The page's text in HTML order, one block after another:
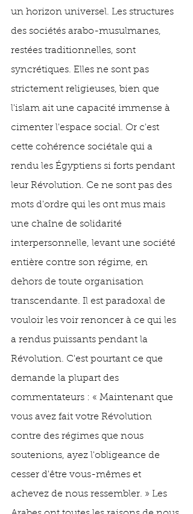
un horizon universel. Les structures
des sociétés arabo-musulmanes,
restées traditionnelles, sont
syncrétiques. Elles ne sont pas
strictement religieuses, bien que
l'islam ait une capacité immense à
cimenter l'espace social. Or c'est
cette cohérence sociétale qui a
rendu les Égyptiens si forts pendant
leur Révolution. Ce ne sont pas des
mots d'ordre qui les ont mus mais
une chaîne de solidarité
interpersonnelle, levant une société
entière contre son régime, en
dehors de toute organisation
transcendante. Il est paradoxal de
vouloir les voir renoncer à ce qui les
a rendus puissants pendant la
Révolution. C'est pourtant ce que
demande la plupart des
commentateurs : « Maintenant que
vous avez fait votre Révolution
contre des régimes que nous
soutenions, ayez l'obligeance de
cesser d'être vous-mêmes et
achevez de nous ressembler. » Les